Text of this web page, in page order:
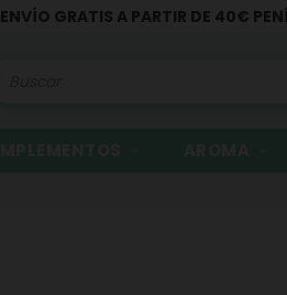
ENVÍO GRATIS A PARTIR DE 40€